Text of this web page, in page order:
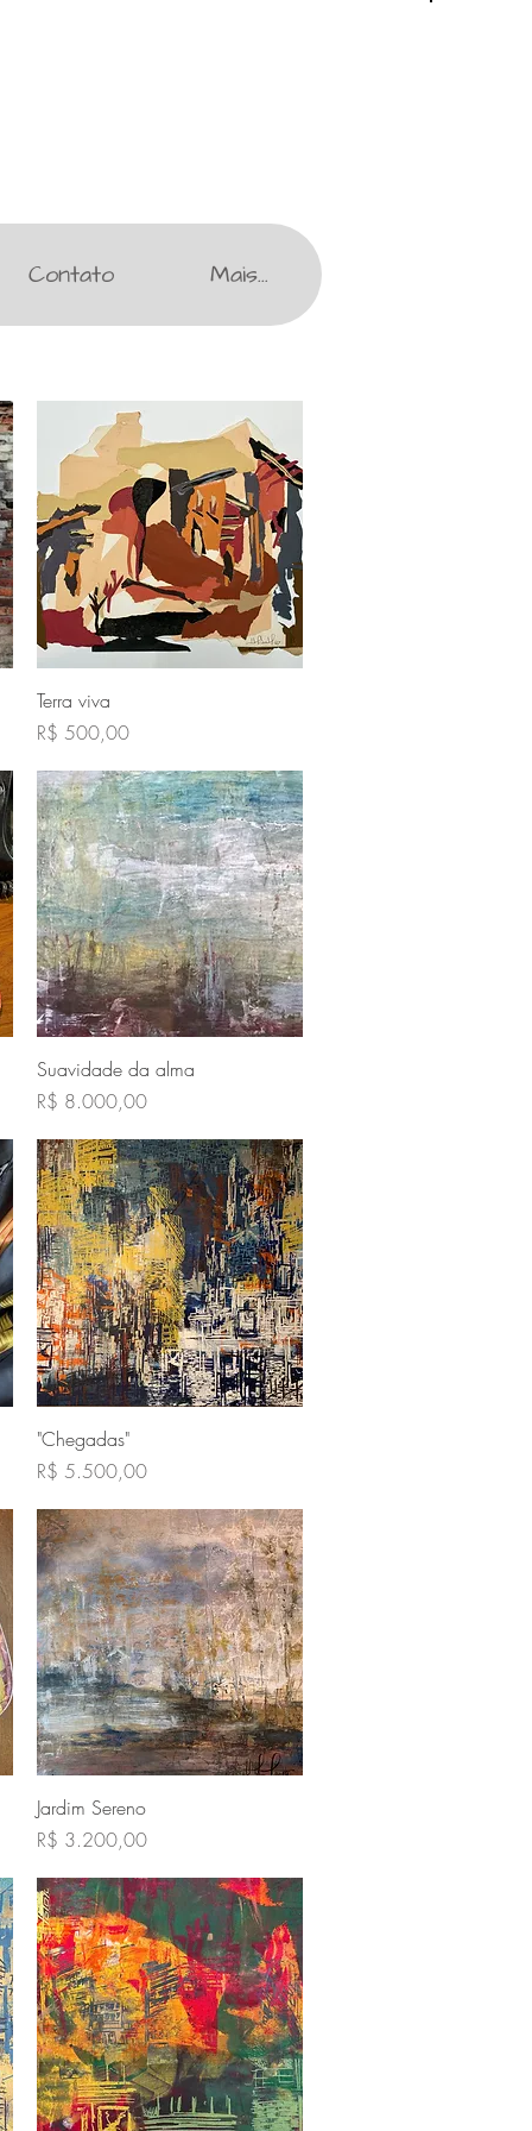
Contato Mais...
Visualização rápida
Terra viva
Preço
R$ 500,00
Visualização rápida
Suavidade da alma
Preço
R$ 8.000,00
Visualização rápida
"Chegadas"
Preço
R$ 5.500,00
Visualização rápida
Jardim Sereno
Preço
R$ 3.200,00